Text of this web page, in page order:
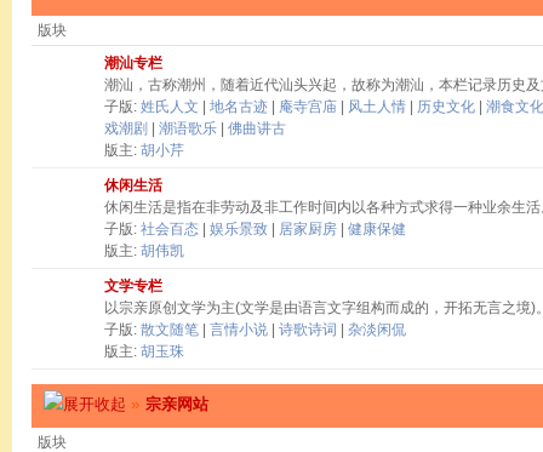
版块
潮汕专栏
潮汕，古称潮州，随着近代汕头兴起，故称为潮汕，本栏记录历史
子版: 姓氏人文 地名古迹 庵寺宫庙 风土人情 历史文化
潮食文化
戏潮剧
潮语歌乐
佛曲讲古
版主: 胡小芹
休闲生活
休闲生活是指在非劳动及非工作时间内以各种方式求得一种业余生
子版: 社会百态 娱乐景致 居家厨房
健康保健
版主: 胡伟凯
文学专栏
以宗亲原创文学为主(文学是由语言文字组构而成的，开拓无言之境)
子版: 散文随笔 言情小说 诗歌诗词
杂淡闲侃
版主: 胡玉珠
» 宗亲网站
版块